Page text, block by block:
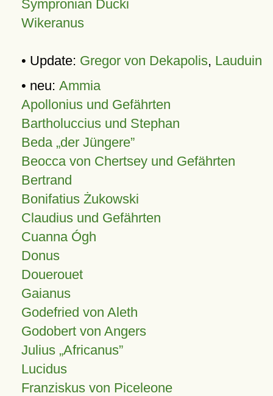
Sympronian Ducki
Wikeranus
• Update: Gregor von Dekapolis, Lauduin
• neu: Ammia
Apollonius und Gefährten
Bartholuccius und Stephan
Beda „der Jüngere”
Beocca von Chertsey und Gefährten
Bertrand
Bonifatius Żukowski
Claudius und Gefährten
Cuanna Ógh
Donus
Douerouet
Gaianus
Godefried von Aleth
Godobert von Angers
Julius Africanus
Lucidus
Franziskus von Piceleone